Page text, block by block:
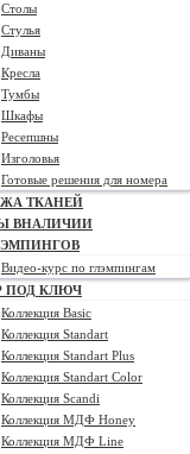
Столы
Стулья
Диваны
Кресла
Тумбы
Шкафы
Ресепшны
Изголовья
Готовые решения для номера
ТКАНЕЙ
ВНАЛИЧИИ
Видео-курс по глэмпингам
ПОД КЛЮЧ
Коллекция Basic
Коллекция Standart
Коллекция Standart Plus
Коллекция Standart Color
Коллекция Scandi
Коллекция МДФ Honey
Коллекция МДФ Line